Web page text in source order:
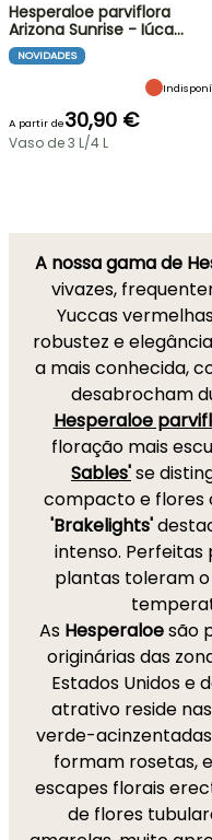
Hesperaloe parviflora
Arizona Sunrise - Iúca…
NOVIDADES
A partir de30,90 €
Vaso de 3 L/4 L
A nossa gama de
vivazes,
Yuccas
robustez e
a mais conhecida,
desabrocham
Hesperaloe
floração mais
Sables'se
compacto e flores
'Brakelights'
intenso. Perfeitas
plantas toleram
As Hesperaloesão
originárias das
Estados Unidos e
atrativo reside
verde-
formam rosetas,
escapes florais
de flores